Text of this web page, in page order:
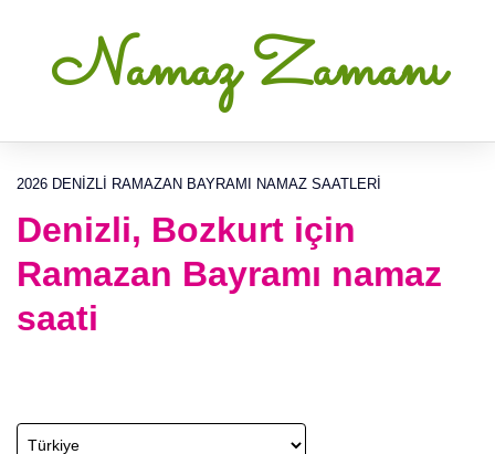
Namaz Zamanı
2026 DENIZLI RAMAZAN BAYRAMI NAMAZ SAATLERI
Denizli, Bozkurt için
Ramazan Bayramı namaz
saati